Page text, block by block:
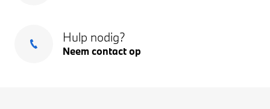
Hulp nodig?
Neem contact op